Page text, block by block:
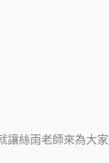
絲雨老師來為大